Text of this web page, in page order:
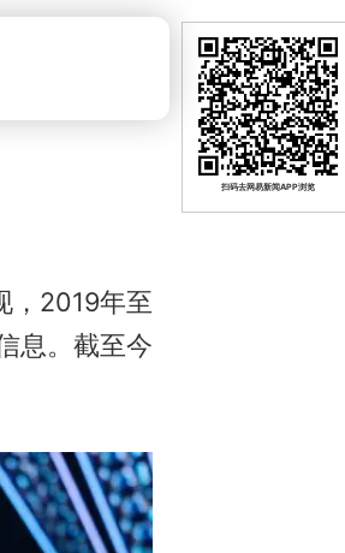
，2019年至
息。截至今
扫码去网易新闻APP浏览